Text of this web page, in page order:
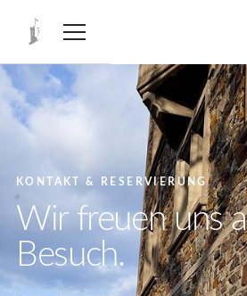
KONTAKT & RESERVIERUNG
Wir freuen uns
Besuch.